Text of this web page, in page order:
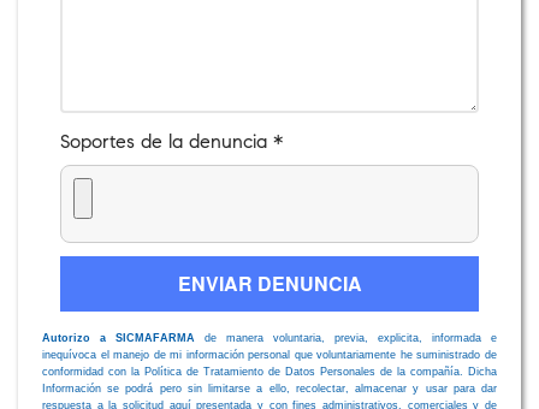
Soportes de la denuncia *
Autorizo a SICMAFARMA de manera voluntaria, previa, explicita, informada e
inequívoca el manejo de mi información personal que voluntariamente he suministrado de
conformidad con la Política de Tratamiento de Datos Personales de la compañía. Dicha
Información se podrá pero sin limitarse a ello, recolectar, almacenar y usar para dar
respuesta a la solicitud aquí presentada y con fines administrativos, comerciales y de